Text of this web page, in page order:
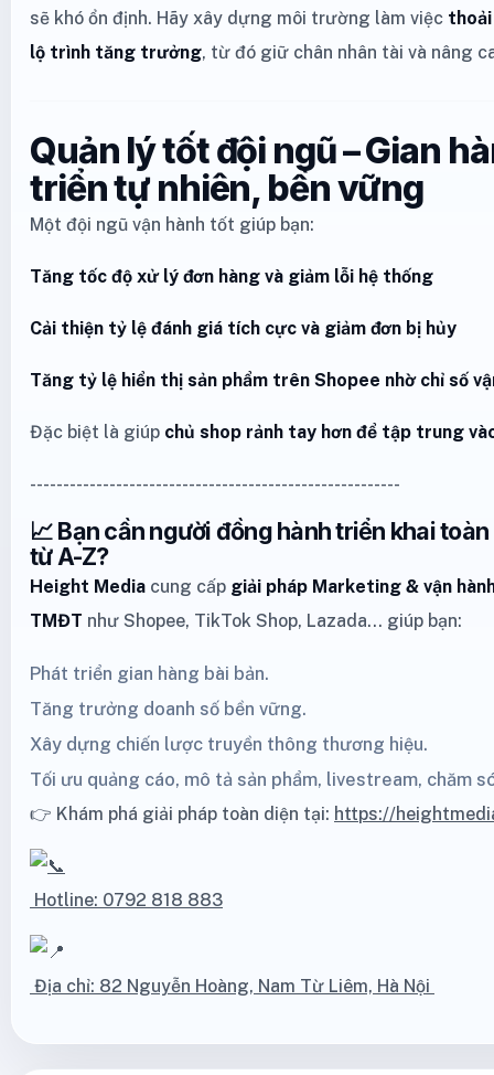
sẽ khó ổn định. Hãy xây dựng môi trường làm việc thoải
lộ trình tăng trưởng, từ đó giữ chân nhân tài và nâng
Quản lý tốt đội ngũ – Gian
triển tự nhiên, bền vững
Một đội ngũ vận hành tốt giúp bạn:
Tăng tốc độ xử lý đơn hàng và giảm lỗi hệ thống
Cải thiện tỷ lệ đánh giá tích cực và giảm đơn bị hủy
Tăng tỷ lệ hiển thị sản phẩm trên Shopee nhờ chỉ số
Đặc biệt là giúp chủ shop rảnh tay hơn để tập trung
--------------------------------------------------------
📈 Bạn cần người đồng hành triển khai
từ A-Z?
Height Media cung cấp giải pháp Marketing & vận
TMĐT như Shopee, TikTok Shop, Lazada… giúp bạn:
Phát triển gian hàng bài bản.
Tăng trưởng doanh số bền vững.
Xây dựng chiến lược truyền thông thương hiệu.
Tối ưu quảng cáo, mô tả sản phẩm, livestream, chăm
👉 Khám phá giải pháp toàn diện tại: https://
Hotline: 0792 818 883
Địa chỉ: 82 Nguyễn Hoàng, Nam Từ Liêm, Hà Nội